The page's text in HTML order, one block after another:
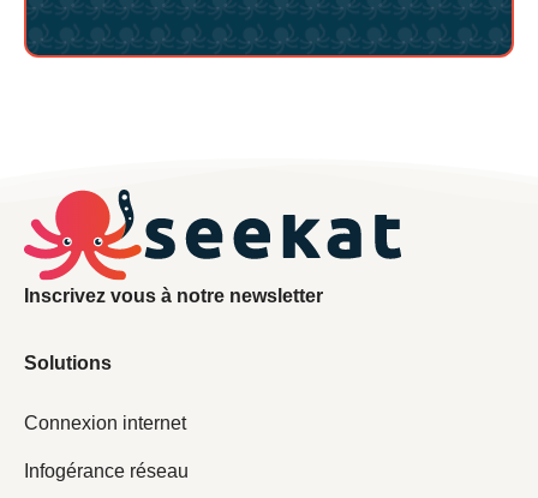
Inscrivez vous à notre newsletter
Solutions
Connexion internet
Infogérance réseau